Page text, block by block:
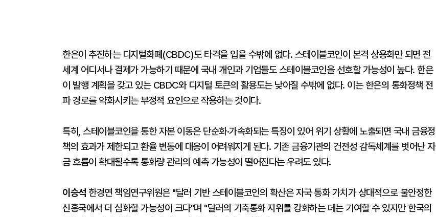
한은이 추진하는 디지털화폐(CBDC)도 타격을 입을 수밖에 없다. 스테이블코인이 본격 상용화만 되면 전
세계 어디서나 결제가 가능하기 때문에 국내 개인과 기업들도 스테이블코인을 선호할 가능성이 높다. 한은
이 발행 계획을 갖고 있는 CBDC와 디지털 토큰의 활용도는 낮아질 수밖에 없다. 이는 한은의 통화정책 전
파 경로를 약화시키는 부정적 요인으로 작용하는 것이다.
특히, 스테이블코인을 통한 자본 이동은 단순화·가속화되는 특징이 있어 위기 상황에 노출되면 국내 금융정
책의 효과가 제한되고 환율 변동에 대응이 어려워지게 된다. 기존 금융기관의 건전성 감독체계를 벗어난 자
금 흐름이 확대될수록 통화량 관리의 예측 가능성이 떨어진다는 우려도 있다.
이승석 한경연 책임연구위원은 "달러 기반 스테이블코인의 확산은 자국 통화 가치가 상대적으로 불안정한
신흥국에서 더 심화할 가능성이 크다"며 "달러의 기축통화 지위를 강화하는 데는 기여할 수 있지만 한국의